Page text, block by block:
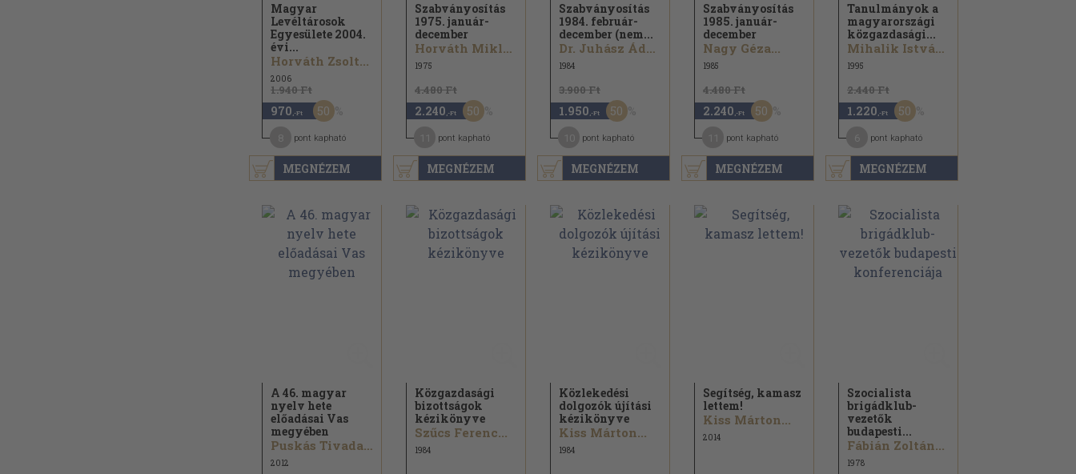
MEGNÉZEM
Magyar
Levéltárosok
Egyesülete 2004.
évi...
Horváth Zsolt...
2006
1.940 Ft
970 ,-Ft 50
pont kapható
MEGNÉZEM
Szabványosítás
1975. január-
december
Horváth Miklós...
1975
4.480 Ft
2.240 ,-Ft 50
pont kapható
MEGNÉZEM
Szabványosítás
1984. február-
december (nem...
Dr. Juhász Ádám...
1984
3.900 Ft
1.950 ,-Ft 50
pont kapható
MEGNÉZEM
Szabványosítás
1985. január-
december
Nagy Géza...
1985
4.480 Ft
2.240 ,-Ft 50
pont kapható
MEGNÉZEM
Tanulmányok a
magyarországi
közgazdasági...
Mihalik István...
1995
2.440 Ft
1.220 ,-Ft 50
pont kapható
A 46. magyar
nyelv hete
előadásai Vas
megyében
Puskás Tivadar...
2012
Közgazdasági
bizottságok
kézikönyve
Szűcs Ferenc...
1984
Közlekedési
dolgozók újítási
kézikönyve
Kiss Márton...
1984
Segítség, kamasz
lettem!
Kiss Márton...
2014
Szocialista
brigádklub-
vezetők
budapesti...
Fábián Zoltán...
1978